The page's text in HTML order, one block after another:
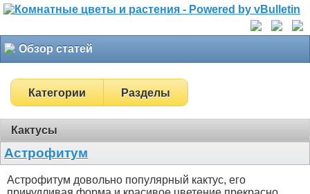
Обзор статей
Категории Разделы
Кактусы
Астрофитум
Астрофитум довольно популярный кактус, его